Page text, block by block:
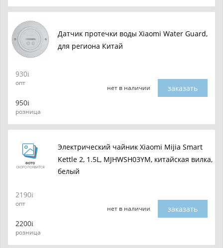
Датчик протечки воды Xiaomi Water Guard,
для региона Китай
930
опт
950
розница
нет в наличии заказать
Электрический чайник Xiaomi Mijia Smart
Kettle 2, 1.5L, MJHWSH03YM, китайская вилка,
белый
2190
опт
2200
розница
нет в наличии заказать